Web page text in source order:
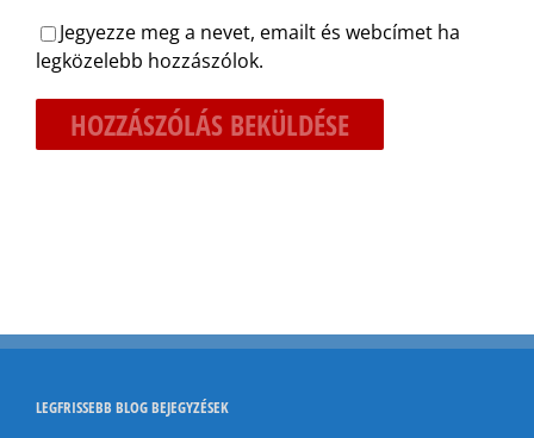
Jegyezze meg a nevet, emailt és webcímet ha
legközelebb hozzászólok.
LEGFRISSEBB BLOG BEJEGYZÉSEK